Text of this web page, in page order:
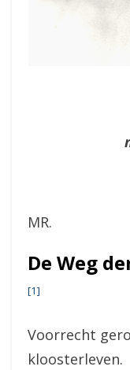
MR.
De Weg
[1]
Voorrecht
kloosterleven.